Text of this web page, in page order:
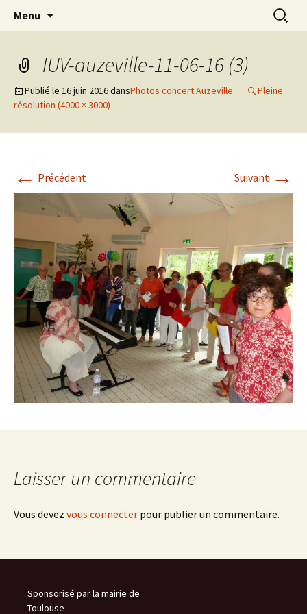
Il était une voix
Chorale de Rangueil
Menu
IUV-auzeville-11-06-16 (3)
Publié le 16 juin 2016dansPhotos concert Auzeville
Pleine
résolution (4000 × 3000)
← Précédent Suivant →
Laisser un commentaire
Vous devez vous connecter pour publier un commentaire.
Sponsorisé par la mairie de
Toulouse